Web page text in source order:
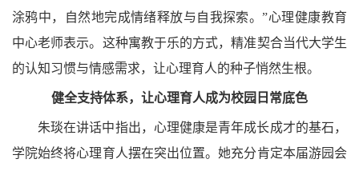
涂鸦中，自然地完成情绪释放与自我探索。”心理健康教育
中心老师表示。这种寓教于乐的方式，精准契合当代大学生
的认知习惯与情感需求，让心理育人的种子悄然生根。
健全支持体系，让心理育人成为校园日常底色
朱琰在讲话中指出，心理健康是青年成长成才的基石，
学院始终将心理育人摆在突出位置。她充分肯定本届游园会